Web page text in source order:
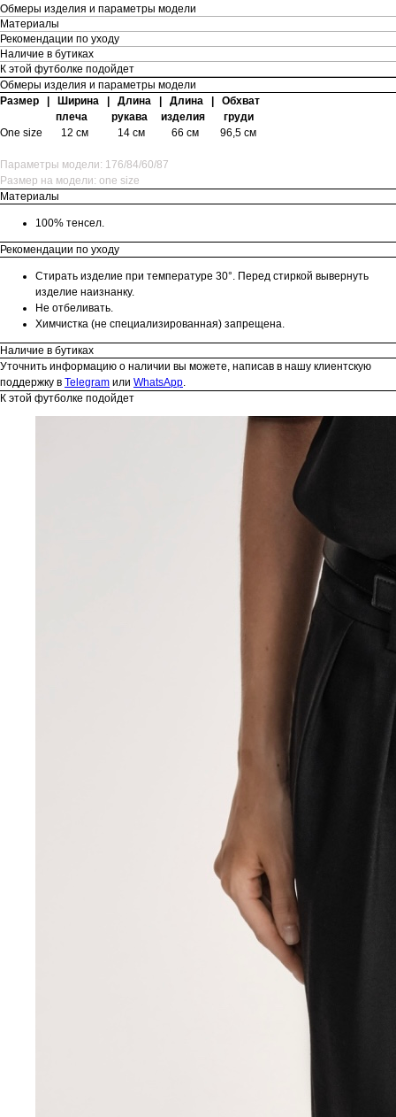
Обмеры изделия и параметры модели
Материалы
Рекомендации по уходу
Наличие в бутиках
К этой футболке подойдет
Обмеры изделия и параметры модели
Размер | Ширина | Длина | Длина | Обхват
плеча рукава изделия груди
One size
12 см 14 см 66 см 96,5 см
Параметры модели: 176/84/60/87
Размер на модели: one size
Материалы
100% тенсел.
Рекомендации по уходу
Стирать изделие при температуре 30°. Перед стиркой вывернуть
изделие наизнанку.
Не отбеливать.
Химчистка (не специализированная) запрещена.
Наличие в бутиках
Уточнить информацию о наличии вы можете, написав в нашу клиентскую
поддержку в Telegram или WhatsApp
К этой футболке подойдет